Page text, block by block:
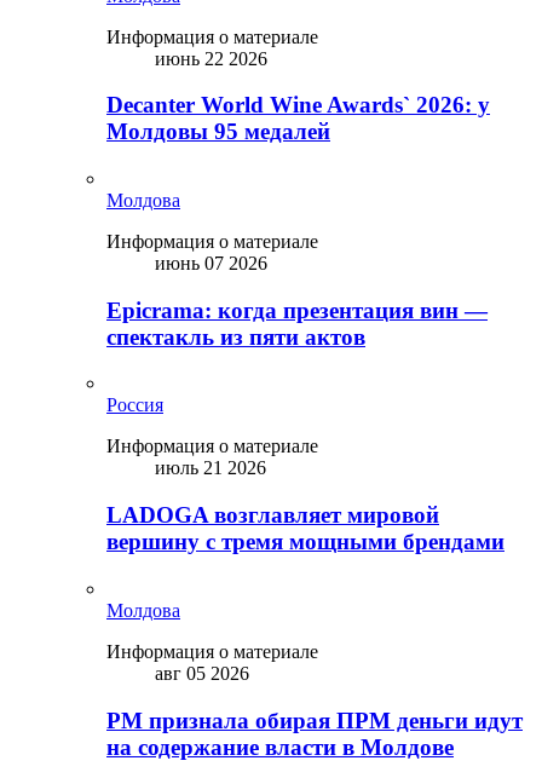
Информация о материале
июнь 22 2026
Decanter World Wine Awards` 2026: у
Молдовы 95 медалей
Молдова
Информация о материале
июнь 07 2026
Epicrama: когда презентация вин —
спектакль из пяти актов
Россия
Информация о материале
июль 21 2026
LADOGA возглавляет мировой
вершину с тремя мощными брендами
Молдова
Информация о материале
авг 05 2026
PM признала обирая ПРМ деньги идут
на содержание власти в Молдове